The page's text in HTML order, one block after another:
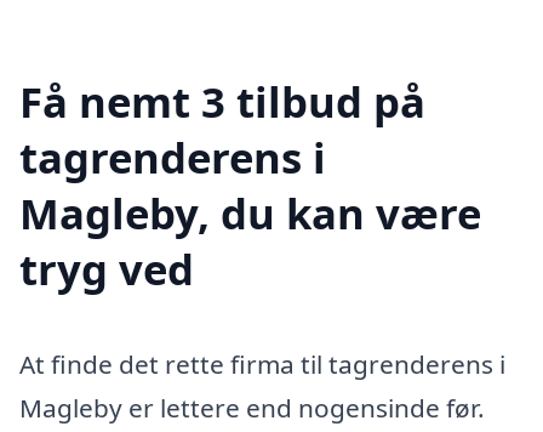
Få nemt 3 tilbud på
tagrenderens i
Magleby, du kan være
tryg ved
At finde det rette firma til tagrenderens i
Magleby er lettere end nogensinde før.